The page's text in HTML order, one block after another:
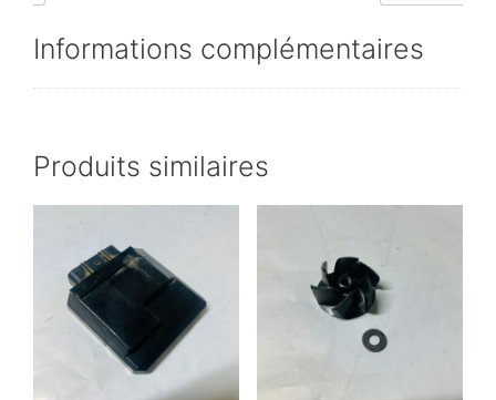
Informations complémentaires
Produits similaires